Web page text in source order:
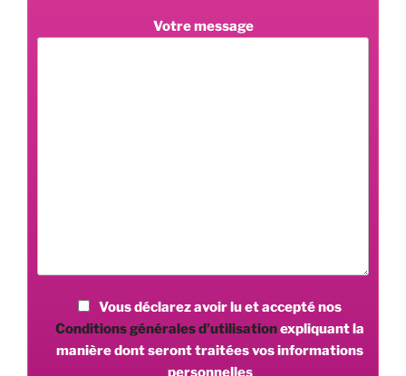
Votre message
Vous déclarez avoir lu et accepté nos
Conditions générales d’utilisationexpliquant la
manière dont seront traitées vos informations
personnelles